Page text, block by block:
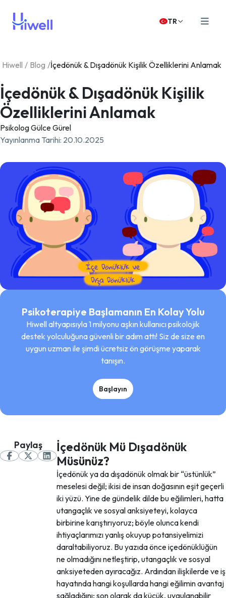
TR
Hiwell / Blog /İçedönük & Dışadönük Kişilik Özelliklerini Anlamak
İçedönük & Dışadönük Kişilik
Özelliklerini Anlamak
Psikolog Gülce Gürel
Yayınlanma Tarihi: 20.10.2025
Psikoterapiye Başlamanın En Kolay Yolu
Hiwell altyapısıyla 1 milyonu aşkın kullanıcı psikolojik
destek yolculuğuna güvenli bir adım attı! Siz de size en
uygun uzman ile şimdi ücretsiz ön görüşme yaparak
tanışın.
Başlayın
Paylaş
İçedönük Mü Dışadönük
Müsünüz?
İçedönük ya da dışadönük olmak bir “üstünlük”
meselesi değil; ikisi de insan doğasının eşit geçerli
iki yüzü. Yine de gündelik dilde bu eğilimleri, hatta
utangaçlık ve sosyal anksiyeteyi, kolayca
birbirine karıştırıyoruz; böyle olunca kendi
ihtiyaçlarımızı yanlış okuyup potansiyelimizi
daraltabiliyoruz. Bu yazıda önce içedönüklüğün
ne olmadığını netleştirip, utangaçlık ve sosyal
anksiyeteden ayıracağız. Ardından ilişkilerde ve iş
hayatında hangi koşullarda hangi eğilimin avantaj
sağladığını; son olarak da küçük, uygulanabilir